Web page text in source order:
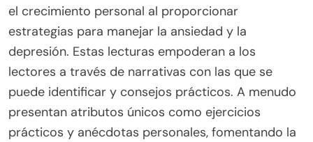
el crecimiento personal al proporcionar
estrategias para manejar la ansiedad y la
depresión. Estas lecturas empoderan a los
lectores a través de narrativas con las que se
puede identificar y consejos prácticos. A menudo
presentan atributos únicos como ejercicios
prácticos y anécdotas personales, fomentando la